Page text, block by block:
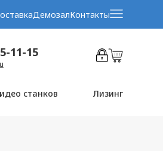
ДемозалКонтакты
11-15
станков Лизинг